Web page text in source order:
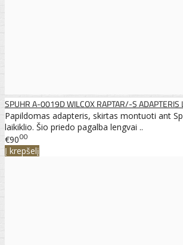
SPUHR A-0019D WILCOX RAPTAR/-S ADAPTERIS
Papildomas adapteris, skirtas montuoti ant
laikiklio. Šio priedo pagalba lengvai ..
€9000
Į krepšelį